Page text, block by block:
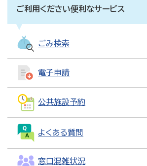
ご利用ください便利なサービス
ごみ検索
電子申請
公共施設予約
よくある質問
窓口混雑状況